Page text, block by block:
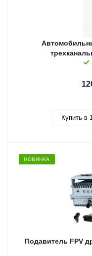
Купить в
НОВИНКА
Подавитель FPV